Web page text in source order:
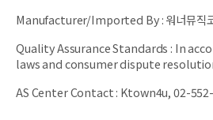
Manufacturer/Imported By:워너뮤직
Quality Assurance Standards : In
laws and consumer dispute
AS Center Contact: Ktown4u, 02-